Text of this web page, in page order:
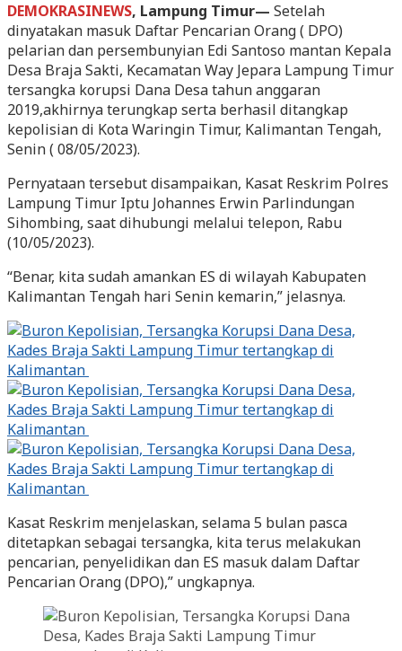
DEMOKRASINEWS, Lampung Timur— Setelah
dinyatakan masuk Daftar Pencarian Orang ( DPO)
pelarian dan persembunyian Edi Santoso mantan Kepala
Desa Braja Sakti, Kecamatan Way Jepara Lampung Timur
tersangka korupsi Dana Desa tahun anggaran
2019,akhirnya terungkap serta berhasil ditangkap
kepolisian di Kota Waringin Timur, Kalimantan Tengah,
Senin ( 08/05/2023).
Pernyataan tersebut disampaikan, Kasat Reskrim Polres
Lampung Timur Iptu Johannes Erwin Parlindungan
Sihombing, saat dihubungi melalui telepon, Rabu
(10/05/2023).
“Benar, kita sudah amankan ES di wilayah Kabupaten
Kalimantan Tengah hari Senin kemarin,” jelasnya.
Kasat Reskrim menjelaskan, selama 5 bulan pasca
ditetapkan sebagai tersangka, kita terus melakukan
pencarian, penyelidikan dan ES masuk dalam Daftar
Pencarian Orang (DPO),” ungkapnya.